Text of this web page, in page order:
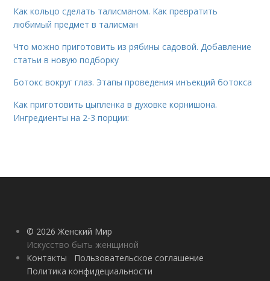
Как кольцо сделать талисманом. Как превратить
любимый предмет в талисман
Что можно приготовить из рябины садовой. Добавление
статьи в новую подборку
Ботокс вокруг глаз. Этапы проведения инъекций ботокса
Как приготовить цыпленка в духовке корнишона.
Ингредиенты на 2-3 порции:
© 2026 Женский Мир
Искусство быть женщиной
Контакты
Пользовательское соглашение
Политика конфидециальности